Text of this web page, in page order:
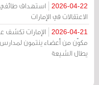
2026-04-22
استهداف طائفي
الاعتقالات في الإمارات
2026-04-21
الإمارات تكشف
مكوّن من أعضاء ينتمون
يطال الشيعة